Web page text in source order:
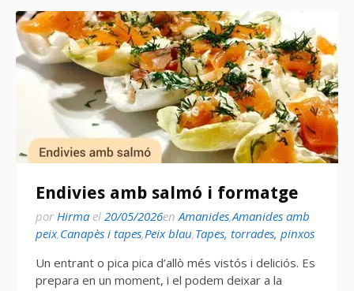
Endivies amb salmó i formatge
por Hirma el 20/05/2026en Amanides,Amanides amb
peix,Canapès i tapes,Peix blau,Tapes, torrades, pinxos
Un entrant o pica pica d’allò més vistós i deliciós. Es
prepara en un moment, i el podem deixar a la